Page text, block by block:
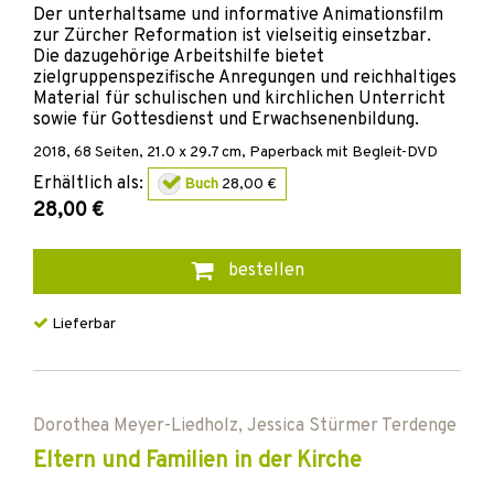
Der unterhaltsame und informative Animationsfilm
zur Zürcher Reformation ist vielseitig einsetzbar.
Die dazugehörige Arbeitshilfe bietet
zielgruppenspezifische Anregungen und reichhaltiges
Material für schulischen und kirchlichen Unterricht
sowie für Gottesdienst und Erwachsenenbildung.
2018, 68 Seiten, 21.0 x 29.7 cm, Paperbackmit Begleit-DVD
Erhältlich als: Buch 28,00 €
28,00 €
bestellen
Lieferbar
Dorothea Meyer-Liedholz, Jessica Stürmer Terdenge
Eltern und Familien in der Kirche